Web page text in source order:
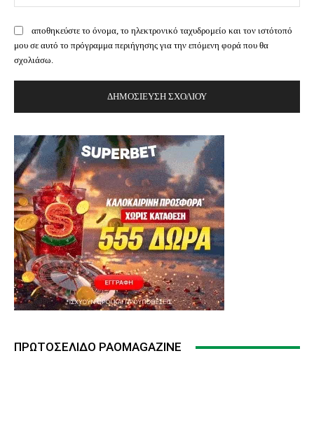
αποθηκεύστε το όνομα, το ηλεκτρονικό ταχυδρομείο και τον ιστότοπό
μου σε αυτό το πρόγραμμα περιήγησης για την επόμενη φορά που θα
σχολιάσω.
ΠΡΩΤΟΣΈΛΙΔΟ PAOMAGAZINE